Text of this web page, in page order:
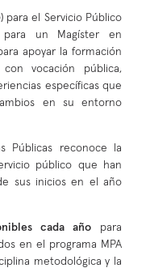
) para el Servicio Público
un Magíster en
apoyar la formación
vocación pública,
específicas que
en su entorno
Públicas reconoce la
público que han
sus inicios en el año
cada año para
en el programa MPA
metodológica y la